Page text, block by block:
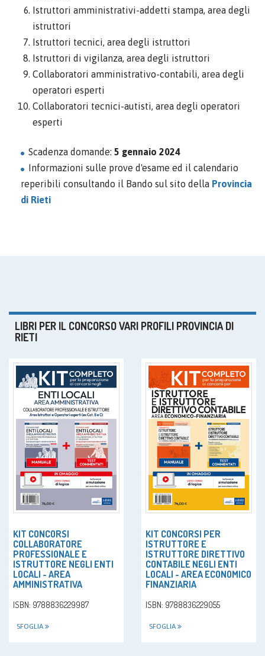
Istruttori amministrativi-addetti stampa, area degli
istruttori
Istruttori tecnici, area degli istruttori
Istruttori di vigilanza, area degli istruttori
Collaboratori amministrativo-contabili, area degli
operatori esperti
Collaboratori tecnici-autisti, area degli operatori
esperti
Scadenza domande: 5 gennaio 2024
Informazioni sulle prove d'esame ed il calendario
reperibili consultando il Bando sul sito della Provincia
di Rieti
LIBRI PER IL CONCORSO VARI PROFILI PROVINCIA DI
RIETI
KIT CONCORSI
COLLABORATORE
PROFESSIONALE E
ISTRUTTORE NEGLI ENTI
LOCALI - AREA
AMMINISTRATIVA
ISBN: 9788836229987
SFOGLIA
KIT CONCORSI PER
ISTRUTTORE E
ISTRUTTORE DIRETTIVO
CONTABILE NEGLI ENTI
LOCALI - AREA ECONOMICO
FINANZIARIA
ISBN: 9788836229055
SFOGLIA